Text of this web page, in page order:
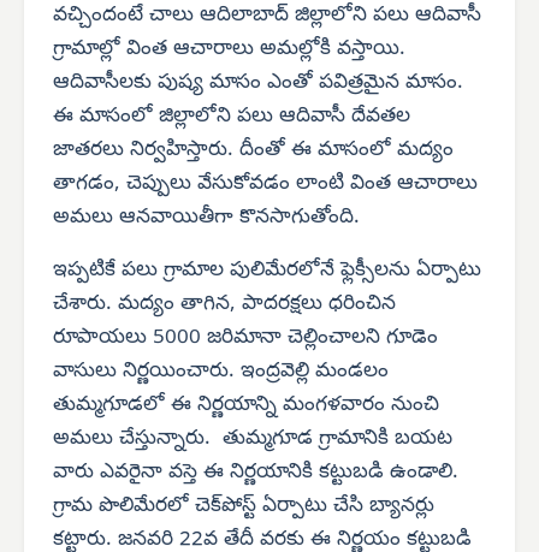
వచ్చిందంటే చాలు ఆదిలాబాద్ జిల్లాలోని పలు ఆదివాసీ
గ్రామాల్లో వింత ఆచారాలు అమల్లోకి వస్తాయి.
ఆదివాసీలకు పుష్య మాసం ఎంతో పవిత్రమైన మాసం.
ఈ మాసంలో జిల్లాలోని పలు ఆదివాసీ దేవతల
జాతరలు నిర్వహిస్తారు. దీంతో ఈ మాసంలో మద్యం
తాగడం, చెప్పులు వేసుకోవడం లాంటి వింత ఆచారాలు
అమలు ఆనవాయితీగా కొనసాగుతోంది.
ఇప్పటికే పలు గ్రామాల పులిమేరలోనే ఫ్లెక్సీలను ఏర్పాటు
చేశారు. మద్యం తాగిన, పాదరక్షలు ధరించిన
రూపాయలు 5000 జరిమానా చెల్లించాలని గూడెం
వాసులు నిర్ణయించారు. ఇంద్రవెల్లి మండలం
తుమ్మగూడలో ఈ నిర్ణయాన్ని మంగళవారం నుంచి
అమలు చేస్తున్నారు. తుమ్మగూడ గ్రామానికి బయట
వారు ఎవరైనా వస్తె ఈ నిర్ణయానికి కట్టుబడి ఉండాలి.
గ్రామ పొలిమేరలో చెక్‌పోస్ట్ ఏర్పాటు చేసి బ్యానర్లు
కట్టారు. జనవరి 22వ తేదీ వరకు ఈ నిర్ణయం కట్టుబడి